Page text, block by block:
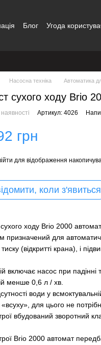
Блог Угода
Насосна техніка Автоматика
сухого ходу Brio
Артикул: 4026
грн
для відображення
коли з'явиться
ходу Brio 2000
призначений для
тиску (відкритті крана), і
включає насос при
менше 0,6 л / хв.
води у
для цього не
вбудований зворотний
Brio 2000 автомат